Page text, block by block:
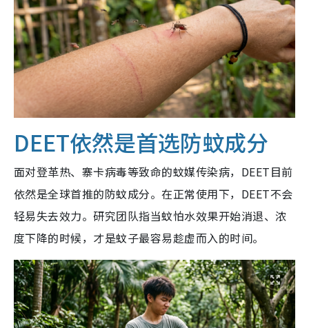
DEET依然是首选防蚊成分
面对登革热、寨卡病毒等致命的蚊媒传染病，DEET目前
依然是全球首推的防蚊成分。在正常使用下，DEET不会
轻易失去效力。研究团队指当蚊怕水效果开始消退、浓
度下降的时候，才是蚊子最容易趁虚而入的时间。